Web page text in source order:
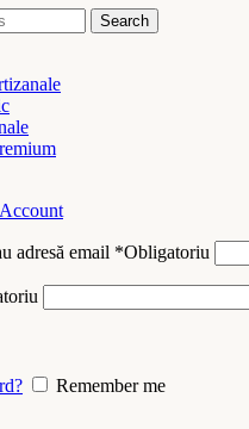
Search
adresă email *Obligatoriu
Remember me